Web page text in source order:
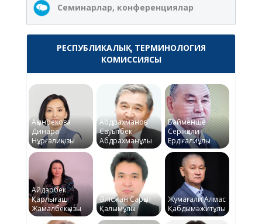
Семинарлар, конференциялар
РЕСПУБЛИКАЛЫҚ ТЕРМИНОЛОГИЯ
КОМИССИЯСЫ
Ақынбекова
Динара
Нұрғалиқызы
Абдрахманов
Сауытбек
Абдрахманұлы
Байменше
Серікқали
Ердіғалиұлы
Айдарбек
Қарлығаш
Жамалбекқызы
Әлісжан Сарқыт
Қалымұлы
Жұмағали Алмас
Қабдымәжитұлы